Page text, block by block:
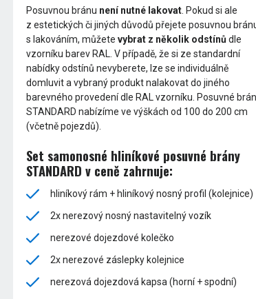
Posuvnou bránu není nutné lakovat. Pokud si ale
z estetických či jiných důvodů přejete posuvnou
s lakováním, můžetevybrat z několik odstínůdle
vzorníku barev RAL. V případě, že si ze standardní
nabídky odstínů nevyberete, lze se individuálně
domluvit a vybraný produkt nalakovat do jiného
barevného provedení dle RAL vzorníku. Posuvné
STANDARD nabízíme ve výškách od 100 do 200 cm
(včetně pojezdů).
Set samonosné hliníkové posuvné brány
STANDARD v ceně zahrnuje:
hliníkový rám + hliníkový nosný profil (kolejnice)
2x nerezový nosný nastavitelný vozík
nerezové dojezdové kolečko
2x nerezové záslepky kolejnice
nerezová dojezdová kapsa (horní + spodní)